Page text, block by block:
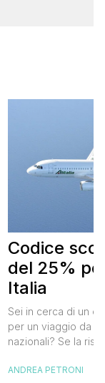
Codice
del 25%
Italia
Sei in cerca di un
per un viaggio da
nazionali? Se la
Alitalia per l’Italia.
ANDREA PETRONI